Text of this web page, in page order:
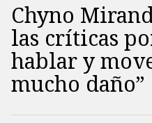
Chyno
las críticas
hablar y
mucho daño”